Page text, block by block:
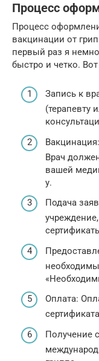
Процесс
Процесс
вакцинации от
первый раз я
быстро и четко.
Запись к
(терапевту
Врач
вашей
у.
Подача
Оплата:
Получение